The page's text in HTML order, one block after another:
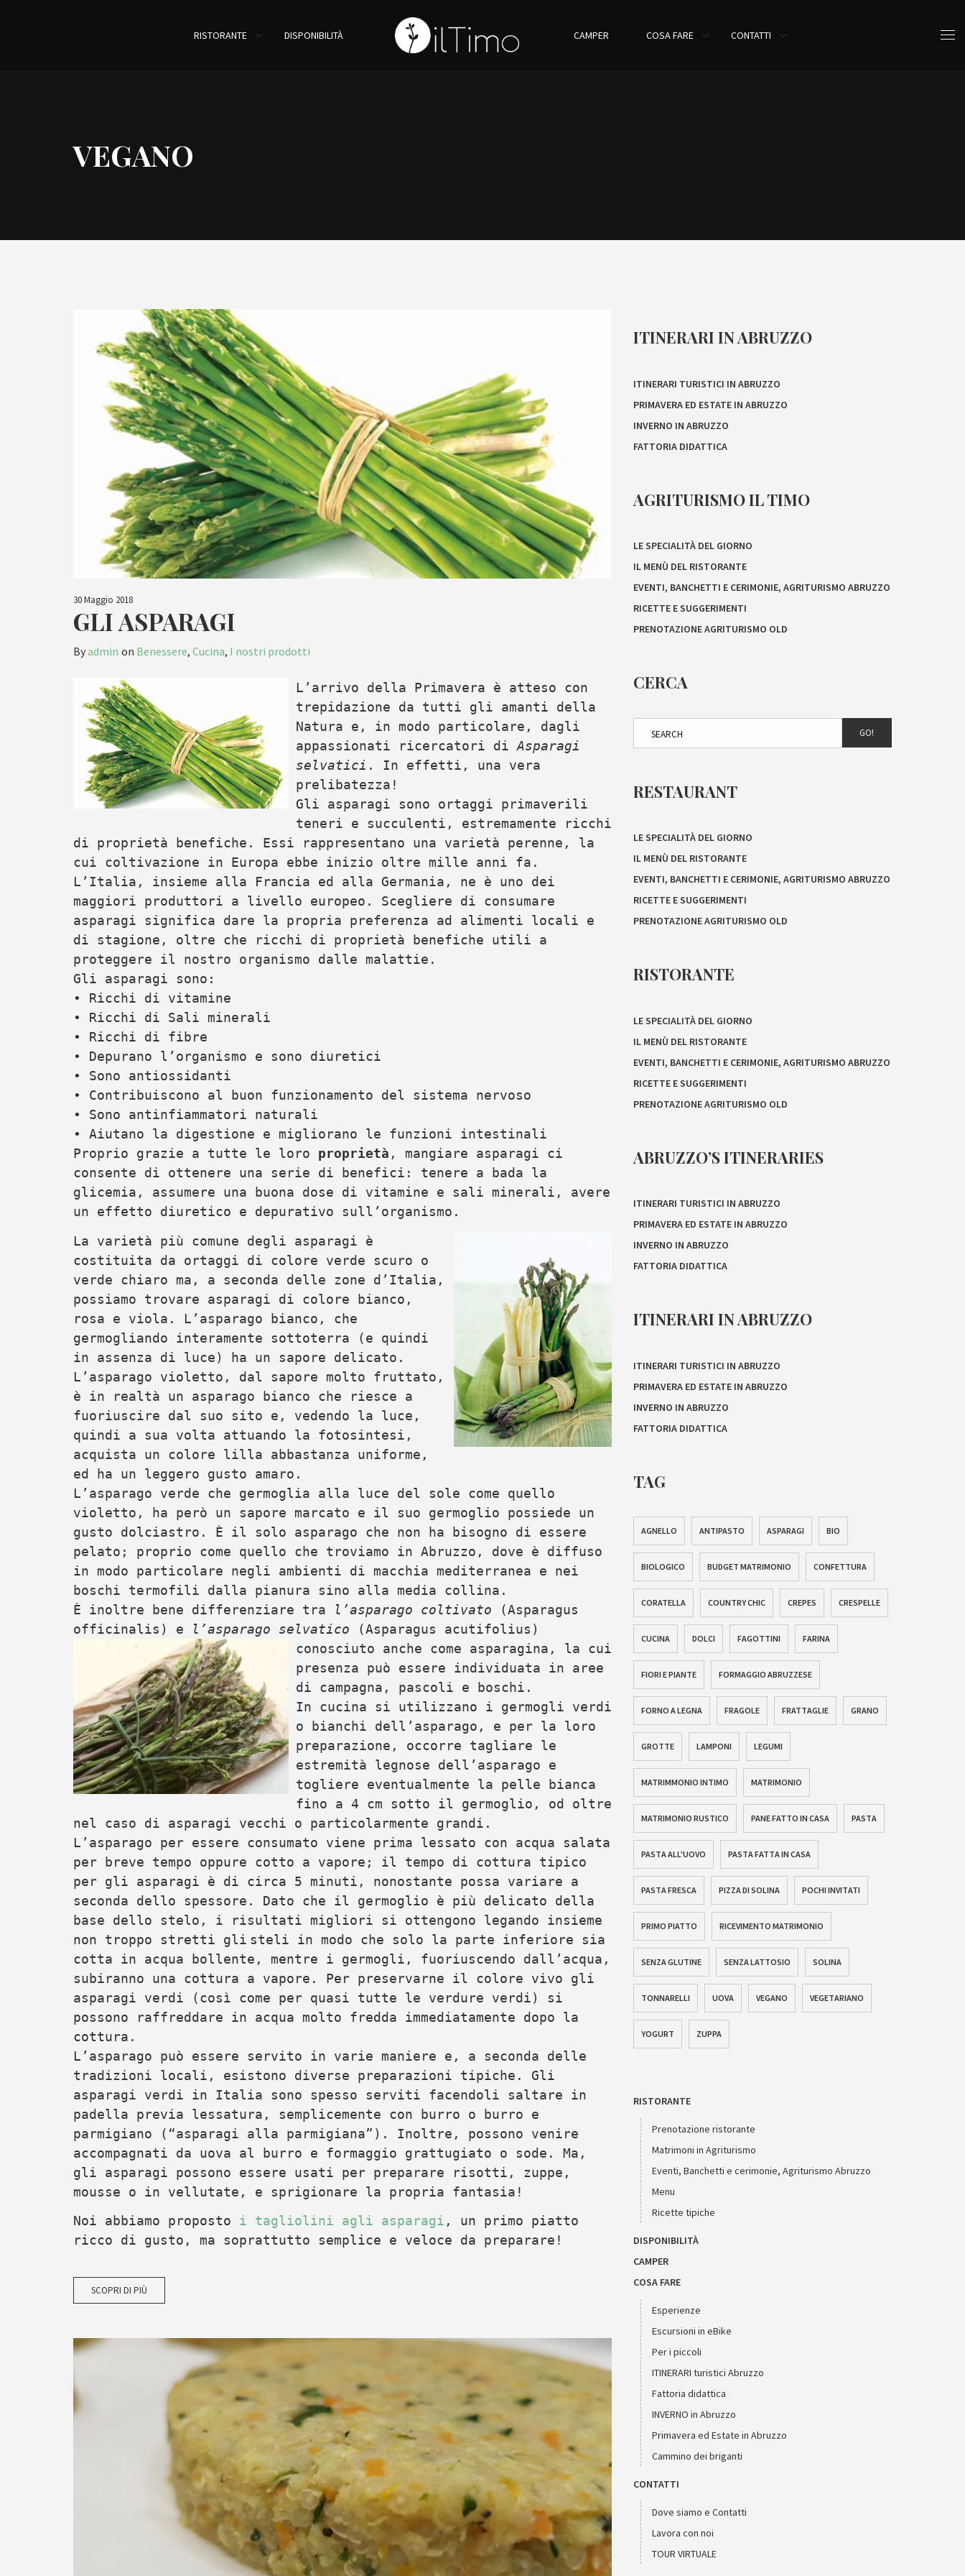
RISTORANTE DISPONIBILITÀ CAMPER COSA FARE CONTATTI
VEGANO
30 Maggio 2018
GLI ASPARAGI
Byadmin on Benessere, Cucina, I nostri prodotti
L’arrivo della Primavera è atteso con
trepidazione da tutti gli amanti della
Natura e, in modo particolare, dagli
appassionati ricercatori diAsparagi
selvatici . In effetti, una vera
prelibatezza!
Gli asparagi sono ortaggi primaverili
teneri e succulenti, estremamente ricchi
di proprietà benefiche. Essi rappresentano una varietà perenne, la
cui coltivazione in Europa ebbe inizio oltre mille anni fa.
L’Italia, insieme alla Francia ed alla Germania, ne è uno dei
maggiori produttori a livello europeo. Scegliere di consumare
asparagi significa dare la propria preferenza ad alimenti locali e
di stagione, oltre che ricchi di proprietà benefiche utili a
proteggere il nostro organismo dalle malattie.
Gli asparagi sono:
• Ricchi di vitamine
• Ricchi di Sali minerali
• Ricchi di fibre
• Depurano l’organismo e sono diuretici
• Sono antiossidanti
• Contribuiscono al buon funzionamento del sistema nervoso
• Sono antinfiammatori naturali
• Aiutano la digestione e migliorano le funzioni intestinali
Proprio grazie a tutte le loro proprietà , mangiare asparagi ci
consente di ottenere una serie di benefici: tenere a bada la
glicemia, assumere una buona dose di vitamine e sali minerali, avere
un effetto diuretico e depurativo sull’organismo.
La varietà più comune degli asparagi è
costituita da ortaggi di colore verde scuro o
verde chiaro ma, a seconda delle zone d’Italia,
possiamo trovare asparagi di colore bianco,
rosa e viola. L’asparago bianco, che
germogliando interamente sottoterra (e quindi
in assenza di luce) ha un sapore delicato.
L’asparago violetto, dal sapore molto fruttato,
è in realtà un asparago bianco che riesce a
fuoriuscire dal suo sito e, vedendo la luce,
quindi a sua volta attuando la fotosintesi,
acquista un colore lilla abbastanza uniforme,
ed ha un leggero gusto amaro.
L’asparago verde che germoglia alla luce del sole come quello
violetto, ha però un sapore marcato e il suo germoglio possiede un
gusto dolciastro. È il solo asparago che non ha bisogno di essere
pelato; proprio come quello che troviamo in Abruzzo, dove è diffuso
in modo particolare negli ambienti di macchia mediterranea e nei
boschi termofili dalla pianura sino alla media collina.
È inoltre bene differenziare tra l’asparago coltivato (Asparagus
officinalis) e l’asparago selvatico (Asparagus acutifolius)
conosciuto anche come asparagina, la cui
presenza può essere individuata in aree
di campagna, pascoli e boschi.
In cucina si utilizzano i germogli verdi
o bianchi dell’asparago, e per la loro
preparazione, occorre tagliare le
estremità legnose dell’asparago e
togliere eventualmente la pelle bianca
fino a 4 cm sotto il germoglio, od oltre
nel caso di asparagi vecchi o particolarmente grandi.
L’asparago per essere consumato viene prima lessato con acqua salata
per breve tempo oppure cotto a vapore; il tempo di cottura tipico
per gli asparagi è di circa 5 minuti, nonostante possa variare a
seconda dello spessore. Dato che il germoglio è più delicato della
base dello stelo, i risultati migliori si ottengono legando insieme
non troppo stretti gli steli in modo che solo la parte inferiore sia
cotta in acqua bollente, mentre i germogli, fuoriuscendo dall’acqua,
subiranno una cottura a vapore. Per preservarne il colore vivo gli
asparagi verdi (così come per quasi tutte le verdure verdi) si
possono raffreddare in acqua molto fredda immediatamente dopo la
cottura.
L’asparago può essere servito in varie maniere e, a seconda delle
tradizioni locali, esistono diverse preparazioni tipiche. Gli
asparagi verdi in Italia sono spesso serviti facendoli saltare in
padella previa lessatura, semplicemente con burro o burro e
parmigiano (“asparagi alla parmigiana”). Inoltre, possono venire
accompagnati da uova al burro e formaggio grattugiato o sode. Ma,
gli asparagi possono essere usati per preparare risotti, zuppe,
mousse o in vellutate, e sprigionare la propria fantasia!
Noi abbiamo proposto i tagliolini agli asparagi , un primo piatto
ricco di gusto, ma soprattutto semplice e veloce da preparare!
SCOPRI DI PIÙ
ITINERARI IN ABRUZZO
ITINERARI TURISTICI IN ABRUZZO
PRIMAVERA ED ESTATE IN ABRUZZO
INVERNO IN ABRUZZO
FATTORIA DIDATTICA
AGRITURISMO IL TIMO
LE SPECIALITÀ DEL GIORNO
IL MENÙ DEL RISTORANTE
EVENTI, BANCHETTI E CERIMONIE, AGRITURISMO ABRUZZO
RICETTE E SUGGERIMENTI
PRENOTAZIONE AGRITURISMO OLD
CERCA
GO!
RESTAURANT
LE SPECIALITÀ DEL GIORNO
IL MENÙ DEL RISTORANTE
EVENTI, BANCHETTI E CERIMONIE, AGRITURISMO ABRUZZO
RICETTE E SUGGERIMENTI
PRENOTAZIONE AGRITURISMO OLD
RISTORANTE
LE SPECIALITÀ DEL GIORNO
IL MENÙ DEL RISTORANTE
EVENTI, BANCHETTI E CERIMONIE, AGRITURISMO ABRUZZO
RICETTE E SUGGERIMENTI
PRENOTAZIONE AGRITURISMO OLD
ABRUZZO’S ITINERARIES
ITINERARI TURISTICI IN ABRUZZO
PRIMAVERA ED ESTATE IN ABRUZZO
INVERNO IN ABRUZZO
FATTORIA DIDATTICA
ITINERARI IN ABRUZZO
ITINERARI TURISTICI IN ABRUZZO
PRIMAVERA ED ESTATE IN ABRUZZO
INVERNO IN ABRUZZO
FATTORIA DIDATTICA
TAG
AGNELLO ANTIPASTO ASPARAGI BIO
BIOLOGICO BUDGET MATRIMONIO CONFETTURA
CORATELLA COUNTRY CHIC CREPES CRESPELLE
CUCINA DOLCI FAGOTTINI FARINA
FIORI E PIANTE FORMAGGIO ABRUZZESE
FORNO A LEGNA FRAGOLE FRATTAGLIE GRANO
GROTTE LAMPONI LEGUMI
MATRIMMONIO INTIMO MATRIMONIO
MATRIMONIO RUSTICO PANE FATTO IN CASA PASTA
PASTA ALL'UOVO PASTA FATTA IN CASA
PASTA FRESCA PIZZA DI SOLINA POCHI INVITATI
PRIMO PIATTO RICEVIMENTO MATRIMONIO
SENZA GLUTINE SENZA LATTOSIO SOLINA
TONNARELLI UOVA VEGANO VEGETARIANO
YOGURT ZUPPA
RISTORANTE
Prenotazione ristorante
Matrimoni in Agriturismo
Eventi, Banchetti e cerimonie, Agriturismo Abruzzo
Menu
Ricette tipiche
DISPONIBILITÀ
CAMPER
COSA FARE
Esperienze
Escursioni in eBike
Per i piccoli
ITINERARI turistici Abruzzo
Fattoria didattica
INVERNO in Abruzzo
Primavera ed Estate in Abruzzo
Cammino dei briganti
CONTATTI
Dove siamo e Contatti
Lavora con noi
TOUR VIRTUALE